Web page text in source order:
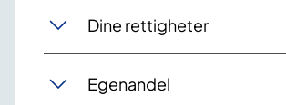
Dine rettigheter
Egenandel